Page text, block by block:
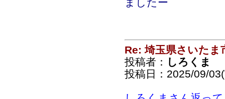
Re: 埼玉県さいたま
投稿者： しろくま
投稿日：2025/09/